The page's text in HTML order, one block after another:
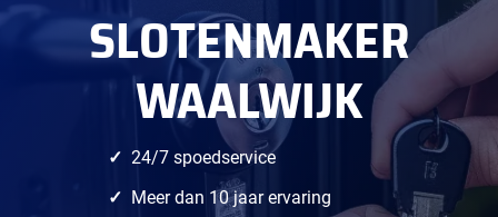
SLOTENMAKER
WAALWIJK
24/7 spoedservice
Meer dan 10 jaar ervaring